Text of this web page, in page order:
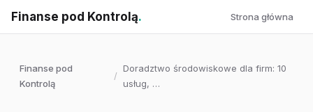
Finanse pod Kontrolą. Strona główna
Finanse pod
Kontrolą
/
Doradztwo środowiskowe dla firm: 10
usług, …